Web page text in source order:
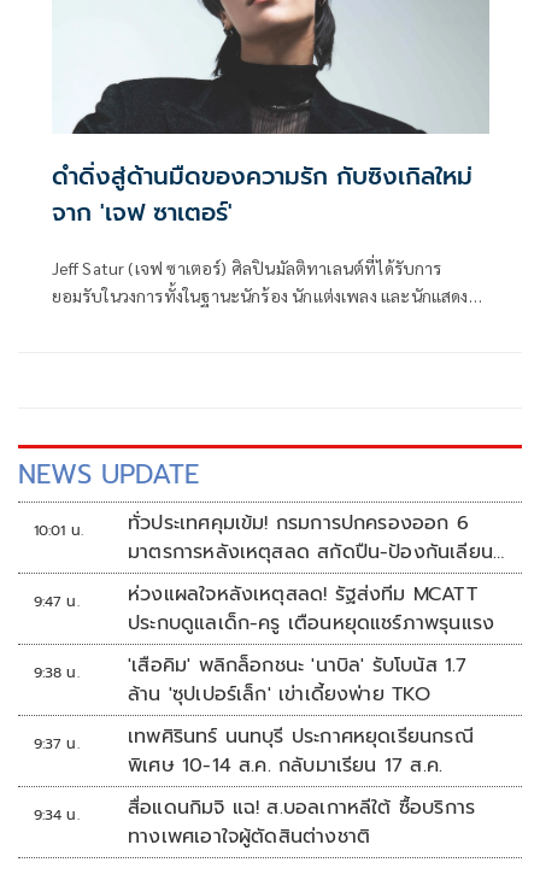
ดำดิ่งสู่ด้านมืดของความรัก กับซิงเกิลใหม่
จาก 'เจฟ ซาเตอร์'
Jeff Satur (เจฟ ซาเตอร์) ศิลปินมัลติทาเลนต์ที่ได้รับการ
ยอมรับในวงการทั้งในฐานะนักร้อง นักแต่งเพลง และนักแสดง
City, Monterrey และ Lima
NEWS UPDATE
10:01 น.
ทั่วประเทศคุมเข้ม! กรมการปกครองออก 6
มาตรการหลังเหตุสลด สกัดปืน-ป้องกันเลียน
แบบ
9:47 น.
ห่วงแผลใจหลังเหตุสลด! รัฐส่งทีม MCATT
ประกบดูแลเด็ก-ครู เตือนหยุดแชร์ภาพรุนแรง
9:38 น.
'เสือคิม' พลิกล็อกชนะ 'นาบิล' รับโบนัส 1.7
ล้าน 'ซุปเปอร์เล็ก' เข่าเดี้ยงพ่าย TKO
9:37 น.
เทพศิรินทร์ นนทบุรี ประกาศหยุดเรียนกรณี
พิเศษ 10-14 ส.ค. กลับมาเรียน 17 ส.ค.
9:34 น.
สื่อแดนกิมจิ แฉ! ส.บอลเกาหลีใต้ ซื้อบริการ
ทางเพศเอาใจผู้ตัดสินต่างชาติ